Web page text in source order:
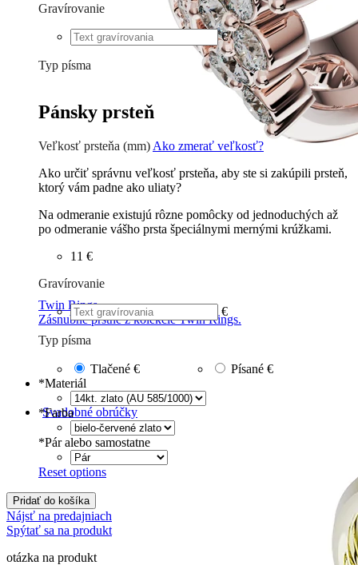
Twin Rings
Zásnubné prstne z kolekcie Twin Rings.
Svadobné obrúčky
Gravírovanie
€
Typ písma
Písané €
Pánsky prsteň
Veľkosť prsteňa (mm) Ako zmerať veľkosť?
Ako určiť správnu veľkosť prsteňa, aby ste si zakúpili prsteň,
ktorý vám padne ako uliaty?
Na odmeranie existujú rôzne pomôcky od jednoduchých až
po odmeranie vášho prsta špeciálnymi mernými krúžkami.
11 €
Gravírovanie
€
Typ písma
Tlačené € Písané €
*Materiál
*Farba
*Pár alebo samostatne
Reset options
Pridať do košíka
Nájsť na predajniach
Spýtať sa na produkt
otázka na produkt